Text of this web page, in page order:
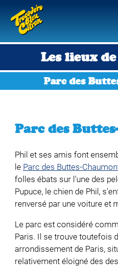
Les lieux
Parc des
Parc des
Phil et ses amis font
le Parc des Buttes-
folles ébats sur l'une des
Pupuce, le chien de Phil,
renversé par une voiture et
Le parc est considéré
Paris. Il se trouve toutefois
arrondissement de Paris,
relativement éloigné des